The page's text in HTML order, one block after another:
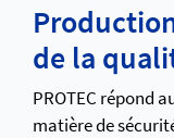
de la
PROTEC répond
matière de